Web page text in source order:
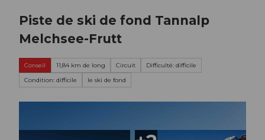
Piste de ski de fond Tannalp
Melchsee-Frutt
Conseil 11,84 km de long Circuit
Difficulté: difficile
Condition: difficile
le ski de fond